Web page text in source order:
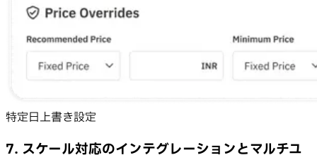
特定日上書き設定
7. スケール対応のインテグレーションとマルチユ